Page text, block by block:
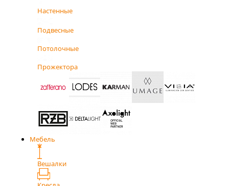
Настенные
Подвесные
Потолочные
Прожектора
Мебель
Вешалки